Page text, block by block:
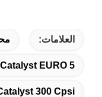
العلامات:
EURO 5
300 Cpsi